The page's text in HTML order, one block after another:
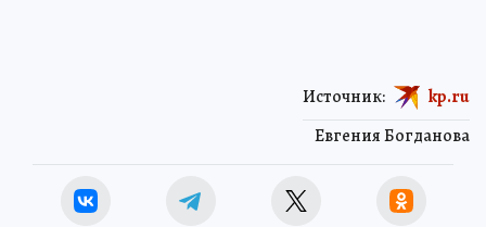
Евгения Богданова
Источник: kp.ru